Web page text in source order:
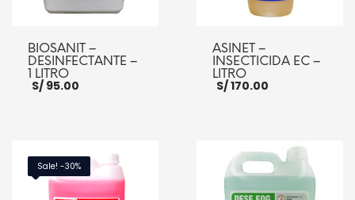
BIOSANIT –
DESINFECTANTE –
1 LITRO
S/ 95.00
AÑADIR AL CARRITO
ASINET –
INSECTICIDA EC –
LITRO
S/170.00
AÑADIR AL CARRITO
Sale! -30%